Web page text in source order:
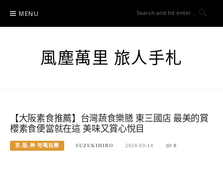
content
MENU
風塵萬里 旅人手札
【大阪素食推薦】台灣蔬食樂膳 東三國店 最美的賞
櫻素食便當就在這 美味又賞心悅目
京.阪.神 吃喝玩樂 SUZUKIHIRO 2024-03-14 0